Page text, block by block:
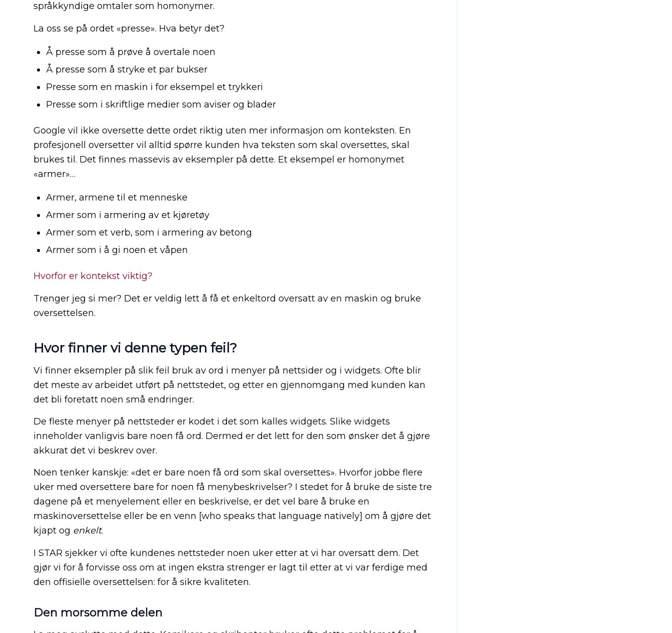
språkkyndige omtaler som homonymer.
La oss se på ordet «presse». Hva betyr det?
Å presse som å prøve å overtale noen
Å presse som å stryke et par bukser
Presse som en maskin i for eksempel et trykkeri
Presse som i skriftlige medier som aviser og blader
Google vil ikke oversette dette ordet riktig uten mer informasjon om konteksten. En
profesjonell oversetter vil alltid spørre kunden hva teksten som skal oversettes, skal
brukes til. Det finnes massevis av eksempler på dette. Et eksempel er homonymet
«armer»…
Armer, armene til et menneske
Armer som i armering av et kjøretøy
Armer som et verb, som i armering av betong
Armer som i å gi noen et våpen
Hvorfor er kontekst viktig?
Trenger jeg si mer? Det er veldig lett å få et enkeltord oversatt av en maskin og bruke
oversettelsen.
Hvor finner vi denne typen feil?
Vi finner eksempler på slik feil bruk av ord i menyer på nettsider og i widgets. Ofte blir
det meste av arbeidet utført på nettstedet, og etter en gjennomgang med kunden kan
det bli foretatt noen små endringer.
De fleste menyer på nettsteder er kodet i det som kalles widgets. Slike widgets
inneholder vanligvis bare noen få ord. Dermed er det lett for den som ønsker det å gjøre
akkurat det vi beskrev over.
Noen tenker kanskje: «det er bare noen få ord som skal oversettes». Hvorfor jobbe flere
uker med oversettere bare for noen få menybeskrivelser? I stedet for å bruke de siste tre
dagene på et menyelement eller en beskrivelse, er det vel bare å bruke en
maskinoversettelse eller be en venn [who speaks that language natively] om å gjøre det
kjapt og enkelt.
I STAR sjekker vi ofte kundenes nettsteder noen uker etter at vi har oversatt dem. Det
gjør vi for å forvisse oss om at ingen ekstra strenger er lagt til etter at vi var ferdige med
den offisielle oversettelsen: for å sikre kvaliteten.
Den morsomme delen